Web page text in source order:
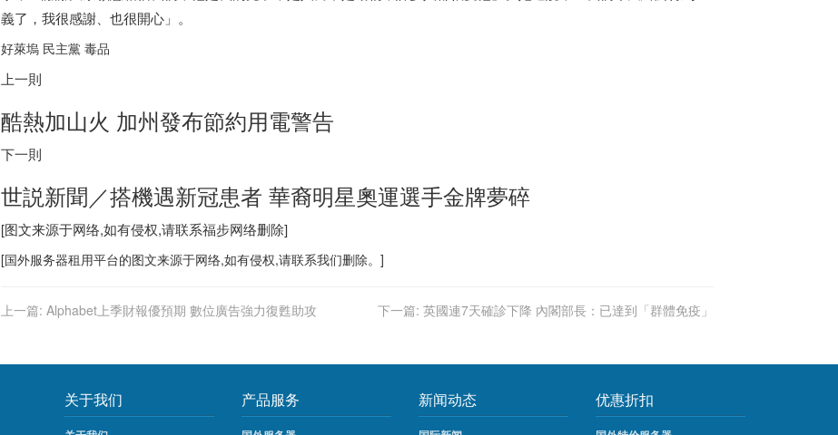
義了，我很感謝、也很開心」。
好萊塢 民主黨 毒品
上一則
酷熱加山火 加州發布節約用電警告
下一則
世説新聞／搭機遇新冠患者 華裔明星奧運選手金牌夢碎
[图文来源于网络,如有侵权,请联系福步网络删除]
[国外服务器租用平台的图文来源于网络,如有侵权,请联系我们删除。]
上一篇: Alphabet上季財報優預期 數位廣告強力復甦助攻 下一篇: 英國連7天確診下降 內閣部長：已達到「群體免疫」
关于我们 产品服务 新闻动态 优惠折扣